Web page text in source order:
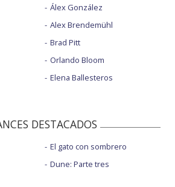
Álex González
Alex Brendemühl
Brad Pitt
Orlando Bloom
Elena Ballesteros
DESTACADOS
El gato con sombrero
Dune: Parte tres